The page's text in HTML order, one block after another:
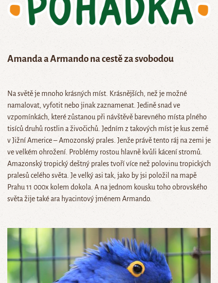
Amanda a Armando na cestě za svobodou
Na světě je mnoho krásných míst. Krásnějších, než je možné
namalovat, vyfotit nebo jinak zaznamenat. Jedině snad ve
vzpomínkách, které zůstanou při návštěvě barevného místa plného
tisíců druhů rostlin a živočichů. Jedním z takových míst je kus země
v Jižní Americe – Amozonský prales. Jenže právě tento ráj na zemi je
ve velkém ohrožení. Problémy rostou hlavně kvůli kácení stromů.
Amazonský tropický deštný prales tvoří více než polovinu tropických
pralesů celého světa. Je velký asi tak, jako by jsi položil na mapě
Prahu 11 000x kolem dokola. A na jednom kousku toho obrovského
světa žije také ara hyacintový jménem Armando.